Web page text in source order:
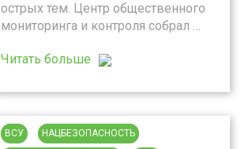
острых тем. Центр общественного
мониторинга и контроля собрал …
Читать больше
ВСУ НАЦБЕЗОПАСНОСТЬ